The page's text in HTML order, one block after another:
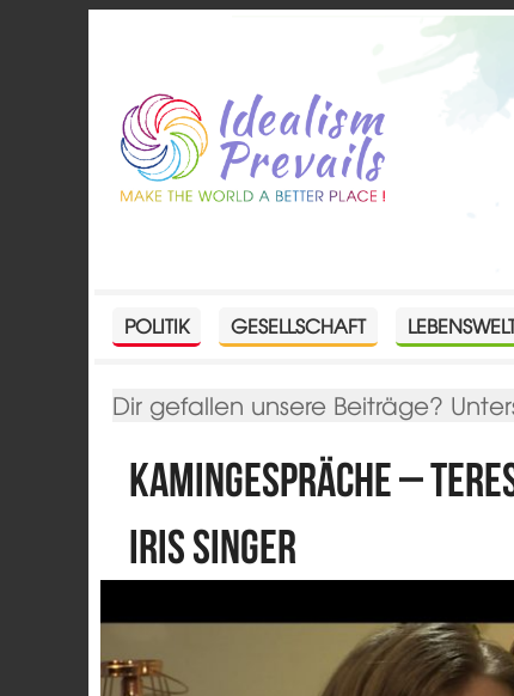
POLITIK GESELLSCHAFT
Dir gefallen unsere Beiträge?
KAMINGESPRÄCHE –
Iris Singer